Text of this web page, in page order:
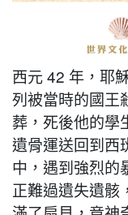
西元 42 年，耶
列被當時的國王
葬，死後他的學
遺骨運送回到西
中，遇到強烈的
正難過遺失遺骸